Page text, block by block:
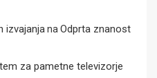
izvajanja na Odprta znanost
za pametne televizorje